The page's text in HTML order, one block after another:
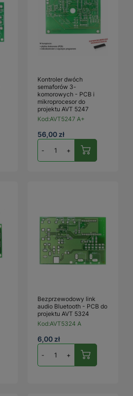
Kontroler dwóch
semaforów 3-
komorowych - PCB i
mikroprocesor do
projektu AVT 5247
Kod:AVT5247 A+
56,00 zł
- +
Bezprzewodowy link
audio Bluetooth - PCB do
projektu AVT 5324
Kod:AVT5324 A
6,00 zł
- +